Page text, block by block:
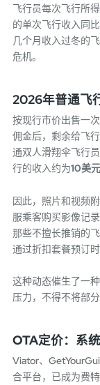
飞行员每次飞行所
的单次飞行收入同
几个月收入过冬的
危机。
2026年普通飞
按现行市价出售一
佣金后，剩余给飞
通双人滑翔伞飞行
行的收入约为10美元
因此，照片和视频
服乘客购买影像记
那些不擅长推销的
通过折扣套餐预订
这种动态催生了一
压力，不得不将部
OTA定价：系
Viator、
合平台，已成为费